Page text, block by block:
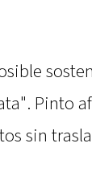
Pinto
sin